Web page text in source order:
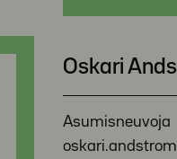
Oskari
Asumisneuvoja